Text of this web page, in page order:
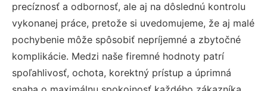
precíznosť a odbornosť, ale aj na dôslednú kontrolu
vykonanej práce, pretože si uvedomujeme, že aj malé
pochybenie môže spôsobiť nepríjemné a zbytočné
komplikácie. Medzi naše firemné hodnoty patrí
spoľahlivosť, ochota, korektný prístup a úprimná